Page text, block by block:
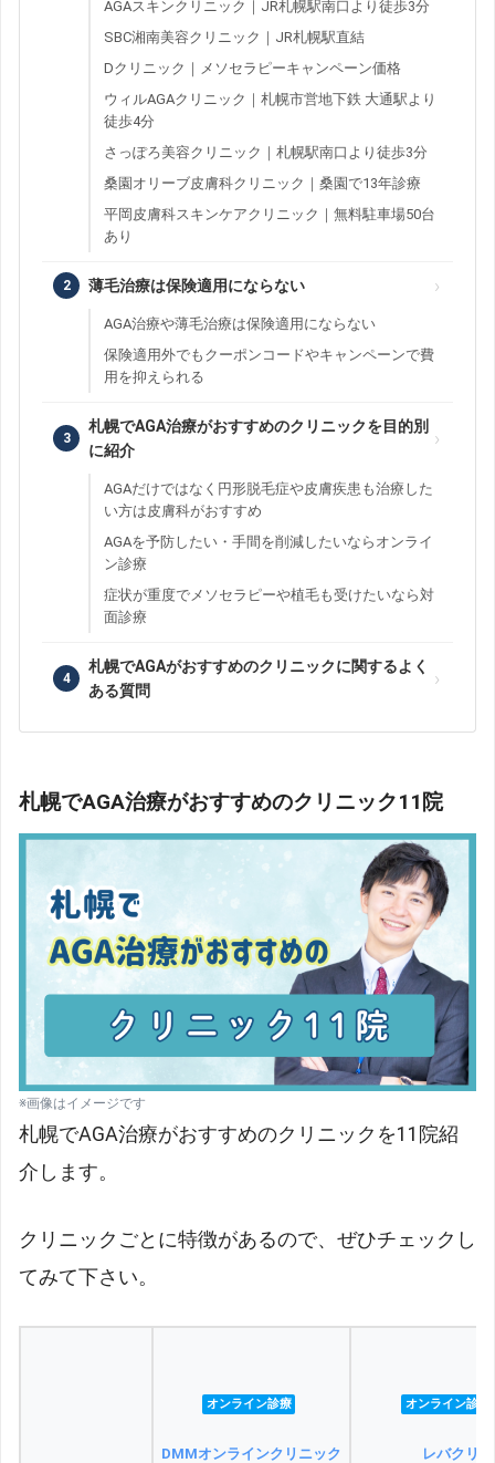
AGAスキンクリニック｜JR札幌駅南口より徒歩3分
SBC湘南美容クリニック｜JR札幌駅直結
Dクリニック｜メソセラピーキャンペーン価格
ウィルAGAクリニック｜札幌市営地下鉄 大通駅より
徒歩4分
さっぽろ美容クリニック｜札幌駅南口より徒歩3分
桑園オリーブ皮膚科クリニック｜桑園で13年診療
平岡皮膚科スキンケアクリニック｜無料駐車場50台
あり
薄毛治療は保険適用にならない
AGA治療や薄毛治療は保険適用にならない
保険適用外でもクーポンコードやキャンペーンで費
用を抑えられる
札幌でAGA治療がおすすめのクリニックを目的別
に紹介
AGAだけではなく円形脱毛症や皮膚疾患も治療した
い方は皮膚科がおすすめ
AGAを予防したい・手間を削減したいならオンライ
ン診療
症状が重度でメソセラピーや植毛も受けたいなら対
面診療
札幌でAGAがおすすめのクリニックに関するよく
ある質問
札幌でAGA治療がおすすめのクリニック11院
※画像はイメージです
札幌でAGA治療がおすすめのクリニックを11院紹
介します。
クリニックごとに特徴があるので、ぜひチェックし
てみて下さい。
オンライン診療
DMMオンラインクリニック
オンライン診療
レバクリ